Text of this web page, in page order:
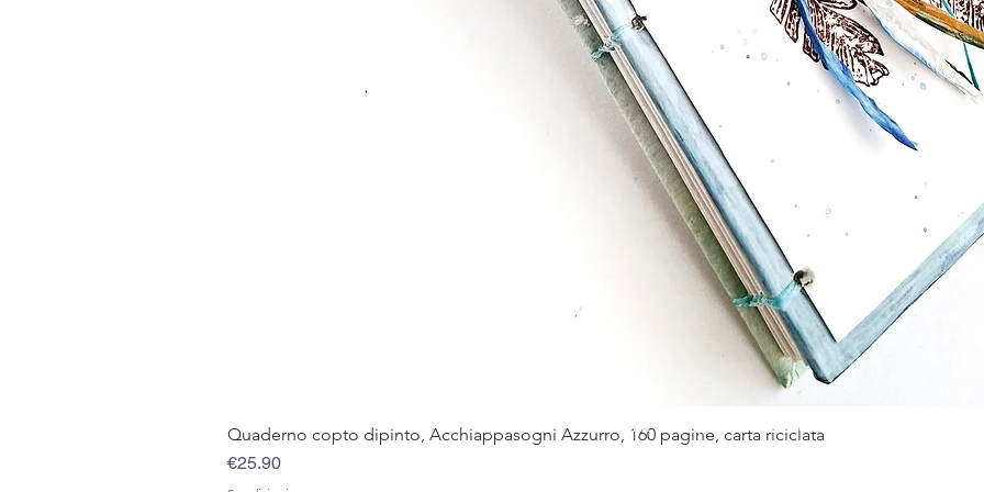
Quick View
Quaderno copto dipinto, Acchiappasogni Azzurro, 160 pagine, carta riciclata
Price
€25.90
Made with passion for the art of paper